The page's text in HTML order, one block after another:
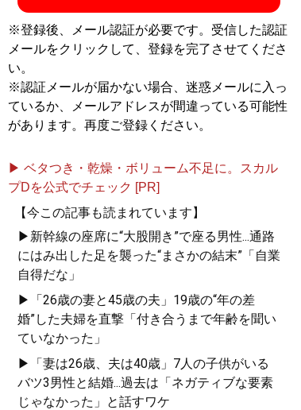
※登録後、メール認証が必要です。受信した認証
メールをクリックして、登録を完了させてくださ
い。
※認証メールが届かない場合、迷惑メールに入っ
ているか、メールアドレスが間違っている可能性
があります。再度ご登録ください。
▶ ベタつき・乾燥・ボリューム不足に。スカル
プDを公式でチェック [PR]
【今この記事も読まれています】
▶新幹線の座席に“大股開き”で座る男性...通路
にはみ出した足を襲った“まさかの結末”「自業
自得だな」
▶「26歳の妻と45歳の夫」19歳の“年の差
婚”した夫婦を直撃「付き合うまで年齢を聞い
ていなかった」
▶「妻は26歳、夫は40歳」7人の子供がいる
バツ3男性と結婚...過去は「ネガティブな要素
じゃなかった」と話すワケ